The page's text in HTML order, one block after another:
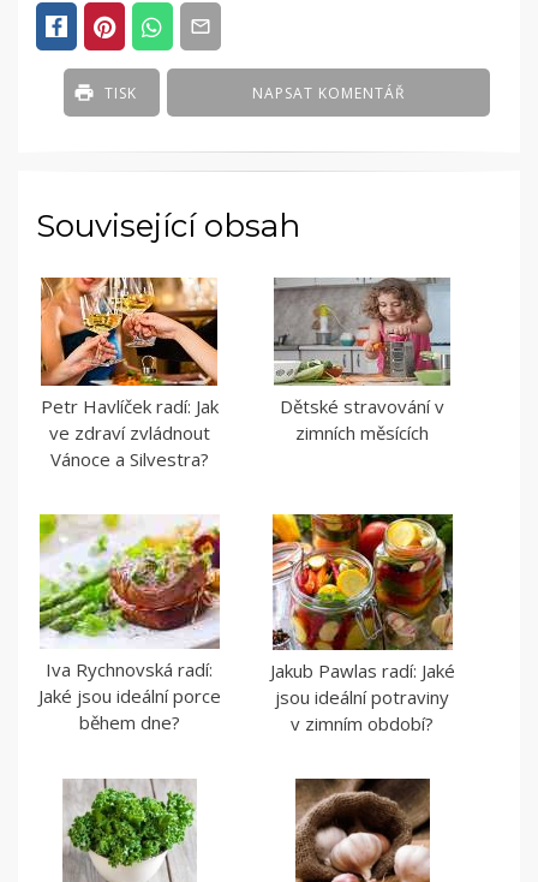
ČLÁNKY
NAPSAT KOMENTÁŘ
TISK
Související obsah
Petr Havlíček radí: Jak
ve zdraví zvládnout
Vánoce a Silvestra?
Dětské stravování v
zimních měsících
Iva Rychnovská radí:
Jaké jsou ideální porce
během dne?
Jakub Pawlas radí: Jaké
jsou ideální potraviny
v zimním období?